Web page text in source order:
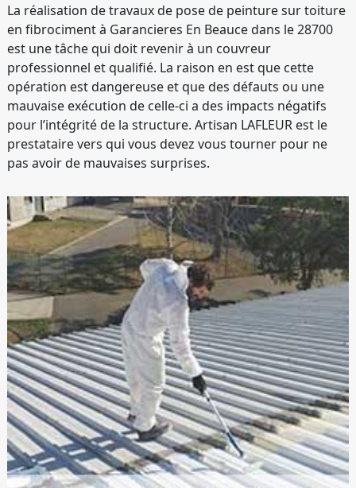
La réalisation de travaux de pose de peinture sur toiture
en fibrociment à Garancieres En Beauce dans le 28700
est une tâche qui doit revenir à un couvreur
professionnel et qualifié. La raison en est que cette
opération est dangereuse et que des défauts ou une
mauvaise exécution de celle-ci a des impacts négatifs
pour l’intégrité de la structure. Artisan LAFLEUR est le
prestataire vers qui vous devez vous tourner pour ne
pas avoir de mauvaises surprises.